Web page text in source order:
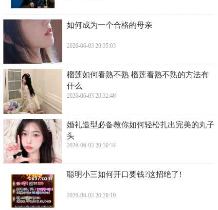
​如何成为一个合格的母亲
2026-06-03 20:35:03
​榴莲如何看熟不熟 榴莲看熟不熟的方法有
什么
2026-06-03 20:32:48
​婚礼造型必备教你如何轻松扎出完美的丸子
头
2026-06-03 20:30:34
​聪明小三如何开口要钱?这招绝了!
2026-06-03 20:28:19